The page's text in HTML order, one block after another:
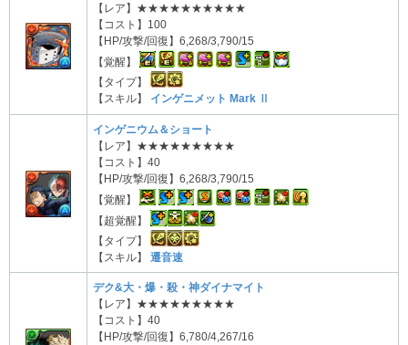
【レア】★★★★★★★★★★
【コスト】100
【HP/攻撃/回復】6,268/3,790/15
【覚醒】
【タイプ】
【スキル】 インゲニメット Mark Ⅱ
インゲニウム＆ショート
【レア】★★★★★★★★★
【コスト】40
【HP/攻撃/回復】6,268/3,790/15
【覚醒】
【超覚醒】
【タイプ】
【スキル】 遷音速
デク&大・爆・殺・神ダイナマイト
【レア】★★★★★★★★★
【コスト】40
【HP/攻撃/回復】6,780/4,267/16